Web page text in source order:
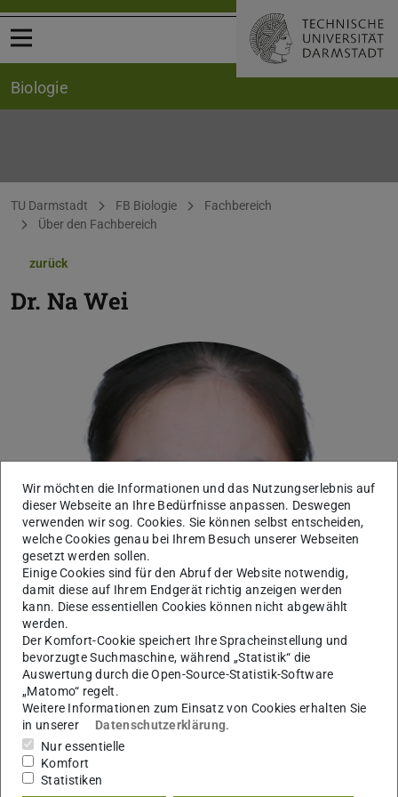
Menü öffnen
Biologie
Sie befinden sich hier:
TU Darmstadt FB Biologie
Fachbereich
Über den Fachbereich
zurück
Dr. Na Wei
Arbeitsgebiet(e)
Löbrich Lab: Radiation biology and DNA repair
Kontakt
Wir möchten die Informationen und das Nutzungserlebnis auf
dieser Webseite an Ihre Bedürfnisse anpassen. Deswegen
verwenden wir sog. Cookies. Sie können selbst entscheiden,
welche Cookies genau bei Ihrem Besuch unserer Webseiten
gesetzt werden sollen.
Einige Cookies sind für den Abruf der Website notwendig,
damit diese auf Ihrem Endgerät richtig anzeigen werden
kann. Diese essentiellen Cookies können nicht abgewählt
werden.
Der Komfort-Cookie speichert Ihre Spracheinstellung und
bevorzugte Suchmaschine, während „Statistik“ die
Auswertung durch die Open-Source-Statistik-Software
„Matomo“ regelt.
Weitere Informationen zum Einsatz von Cookies erhalten Sie
in unserer
Datenschutzerklärung.
Nur essentielle
Komfort
Statistiken